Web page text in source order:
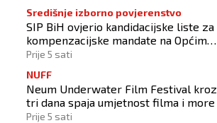
Središnje izborno povjerenstvo
SIP BiH ovjerio kandidacijske liste za
kompenzacijske mandate na Općim
izborima 2026
Prije 5 sati
NUFF
Neum Underwater Film Festival kroz
tri dana spaja umjetnost filma i more
Prije 5 sati